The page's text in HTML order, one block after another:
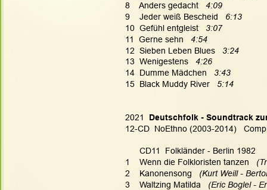
8    Anders gedacht 4:09
9    Jeder weiß Bescheid 6:13
10  Gefühl entgleist 3:07
11  Gerne sehn 4:54
12  Sieben Leben Blues 3:24
13  Wenigestens 4:26
14  Dumme Mädchen 3:43
15  Black Muddy River
5:14
2021 Deutschfolk - Soundtrack
12-CD  NoEthno (2003-2014)
      CD11  Folkländer - Berlin 1982
1    Wenn die Folkloristen tanzen
2    Kanonensong
(Kurt Weill -
3    Waltzing Matilda
(Eric Boglel -